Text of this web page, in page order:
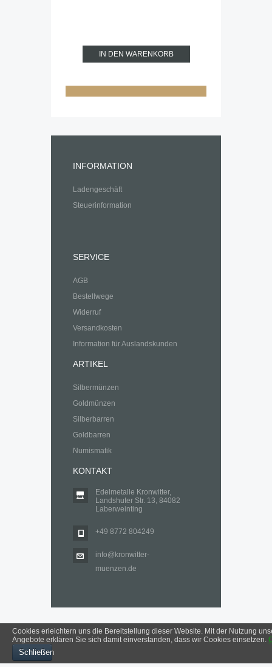
IN DEN WARENKORB
INFORMATION
Ladengeschäft
Steuerinformation
SERVICE
AGB
Bestellwege
Widerruf
Versandkosten
Information für Auslandskunden
ARTIKEL
Silbermünzen
Goldmünzen
Silberbarren
Goldbarren
Numismatik
KONTAKT
Edelmetalle Kronwitter,
Landshuter Str. 13, 84082
Laberweinting
+49 8772 804249
info@kronwitter-
muenzen.de
Cookies erleichtern uns die Bereitstellung dieser Website. Mit der Nutzung
Angebote erklären Sie sich damit einverstanden, dass wir Cookies einsetzen.
Schließen